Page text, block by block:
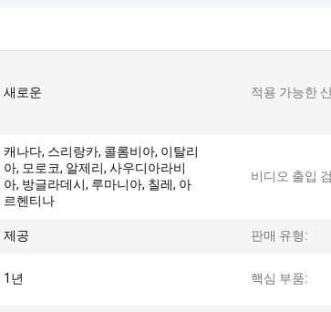
새로운 적용 가능한
캐나다, 스리랑카, 콜롬비아, 이탈리
아, 모로코, 알제리, 사우디아라비
아, 방글라데시, 루마니아, 칠레, 아
르헨티나
비디오 출입
제공 판매 유형:
1년 핵심 부품: